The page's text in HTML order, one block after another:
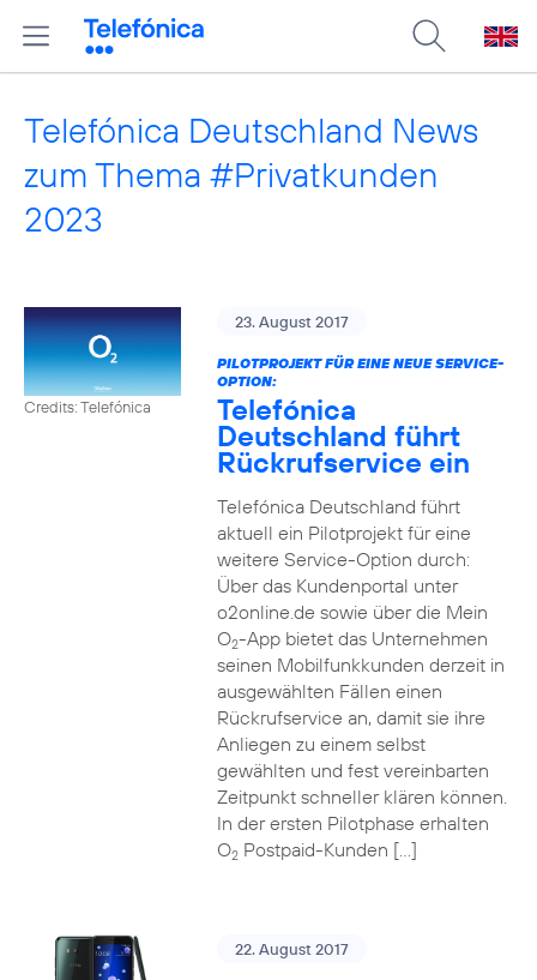
Telefónica Deutschland News
zum Thema #Privatkunden
2023
Credits: Telefónica
23. August 2017
PILOTPROJEKT FÜR EINE NEUE SERVICE-
OPTION:
Telefónica
Deutschland führt
Rückrufservice ein
Telefónica Deutschland führt
aktuell ein Pilotprojekt für eine
weitere Service-Option durch:
Über das Kundenportal unter
o2online.de sowie über die Mein
O2-App bietet das Unternehmen
seinen Mobilfunkkunden derzeit in
ausgewählten Fällen einen
Rückrufservice an, damit sie ihre
Anliegen zu einem selbst
gewählten und fest vereinbarten
Zeitpunkt schneller klären können.
In der ersten Pilotphase erhalten
O2Postpaid-Kunden […]
22. August 2017